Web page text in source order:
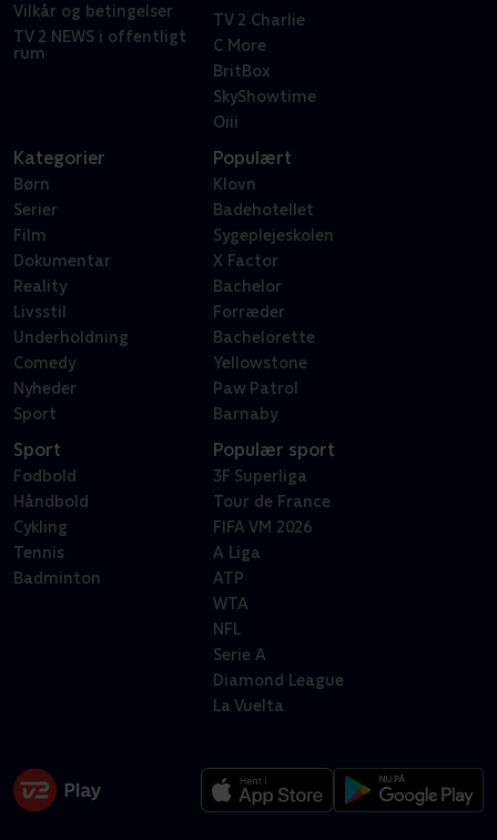
Vilkår og betingelser
TV 2 NEWS i offentligt
rum
TV 2 Charlie
C More
BritBox
SkyShowtime
Oiii
Kategorier
Børn
Serier
Film
Dokumentar
Reality
Livsstil
Underholdning
Comedy
Nyheder
Sport
Populært
Klovn
Badehotellet
Sygeplejeskolen
X Factor
Bachelor
Forræder
Bachelorette
Yellowstone
Paw Patrol
Barnaby
Sport
Fodbold
Håndbold
Cykling
Tennis
Badminton
Populær sport
3F Superliga
Tour de France
FIFA VM 2026
A Liga
ATP
WTA
NFL
Serie A
Diamond League
La Vuelta